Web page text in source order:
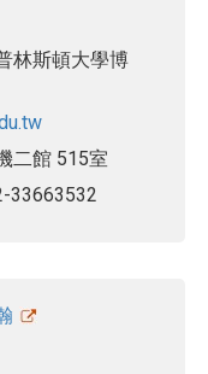
林斯頓大學博
二館 515室
33663532